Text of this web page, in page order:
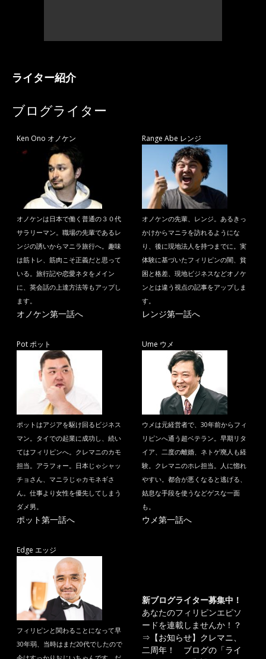
ライター紹介
ブログライター
Ken Ono オノケン
オノケンは日本で働く普通の３０代
サラリーマン。職場の先輩であるレ
ンジの誘いからマニラ旅行へ。趣味
は筋トレ、筋肉こそ正義だと思って
いる。旅行記や恋愛ネタをメイン
に、英会話の上達方法等もアップし
ます。
オノケン第一話へ
Range Abe レンジ
オノケンの先輩、レンジ。あるきっ
かけからマニラを訪れるようにな
り、後に現地法人を持つまでに。実
体験に基づいたフィリピンの闇、貧
困と格差、現地ビジネスなどオノケ
ンとは違う視点の記事をアップしま
す。
レンジ第一話へ
Pot ポット
ポットはアジアを駆け回るビジネス
マン。タイでの起業に成功し、続い
てはフィリピンへ。クレマニのカモ
担当。アラフォー。日本じゃシャッ
チョさん、マニラじゃカモネギさ
ん。仕事より女性を優先してしまう
ダメ男。
ポット第一話へ
Ume ウメ
ウメは元経営者で、30年前からフィ
リピンへ通う超ベテラン。早期リタ
イア、二度の離婚、ネトゲ廃人も経
験。クレマニのホレ担当。人に惚れ
やすい。都合が悪くなると逃げる、
姑息な手段を使うなどゲスな一面
も。
ウメ第一話へ
Edge エッジ
フィリピンと関わることになって早
30年弱、当時はまだ20代でしたので
新ブログライター募集中！
あなたのフィリピンエピソ
ードを連載しませんか！？
⇒ 【お知らせ】クレマニ、
二周年！ ブログの「ライ